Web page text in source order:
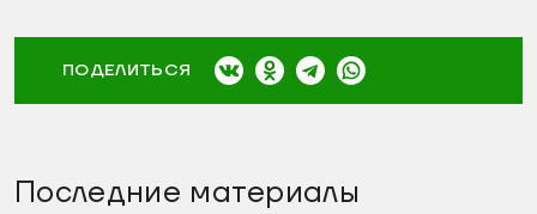
ПОДЕЛИТЬСЯ
Последние материалы